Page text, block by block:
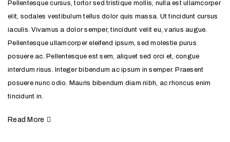
Pellentesque cursus, tortor sed tristique mollis, nulla est ullamcorper
elit, sodales vestibulum tellus dolor quis massa. Ut tincidunt cursus
iaculis. Vivamus a dolor semper, tincidunt velit eu, varius augue.
Pellentesque ullamcorper eleifend ipsum, sed molestie purus
posuere ac. Pellentesque est sem, aliquet sed orci et, congue
interdum risus. Integer bibendum ac ipsum in semper. Praesent
posuere nunc odio. Mauris bibendum diam nibh, ac rhoncus enim
tincidunt in.
Read More